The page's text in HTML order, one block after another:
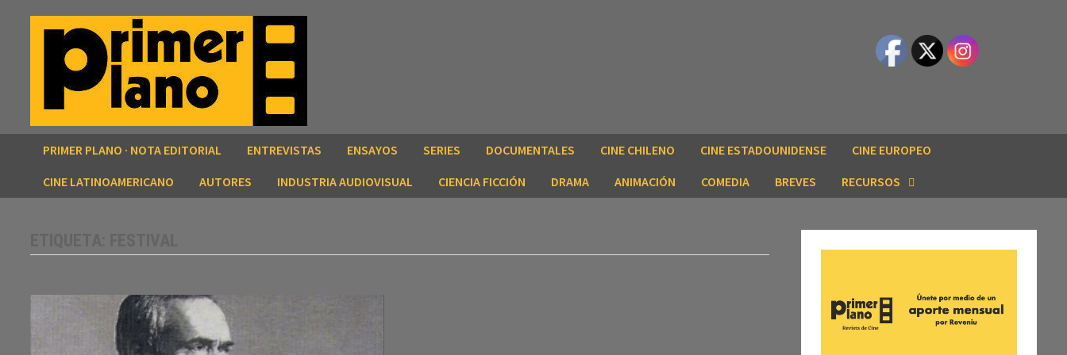
PRIMER PLANO · NOTA EDITORIAL ENTREVISTAS ENSAYOS SERIES DOCUMENTALES CINE CHILENO CINE ESTADOUNIDENSE
CINE EUROPEO
CINE LATINOAMERICANO
AUTORES INDUSTRIA AUDIOVISUAL CIENCIA FICCIÓN DRAMA ANIMACIÓN COMEDIA BREVES RECURSOS